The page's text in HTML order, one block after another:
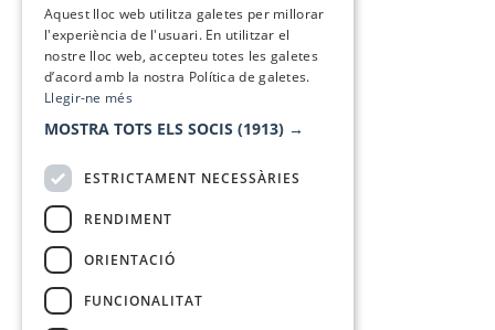
Aquest lloc web utilitza galetes per millorar
l'experiència de l'usuari. En utilitzar el
nostre lloc web, accepteu totes les galetes
d’acord amb la nostra Política de galetes.
Llegir-ne més
MOSTRA TOTS ELS SOCIS (1913) →
ESTRICTAMENT NECESSÀRIES
RENDIMENT
ORIENTACIÓ
FUNCIONALITAT